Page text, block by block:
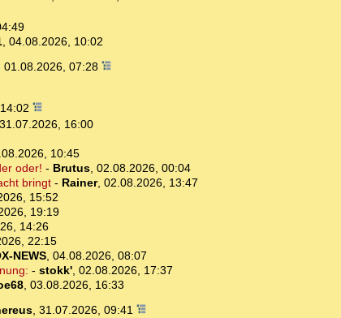
, 04.08.2026, 10:02
01.08.2026, 07:28
31.07.2026, 16:00
10:45
oder! - Brutus, 02.08.2026, 00:04
bringt- Rainer, 02.08.2026, 13:47
15:52
19:19
14:26
22:15
NEWS, 04.08.2026, 08:07
- stokk', 02.08.2026, 17:37
, 03.08.2026, 16:33
, 31.07.2026, 09:41